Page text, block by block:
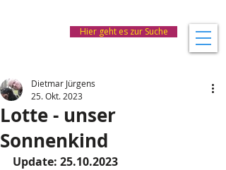
Hier geht es zur Suche
Lotte - unser
Sonnenkind
Dietmar Jürgens
25. Okt. 2023
Update: 25.10.2023